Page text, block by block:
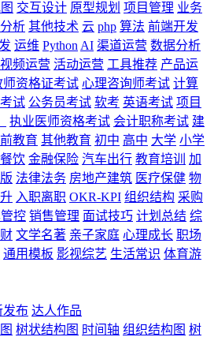
交互设计 原型规划 项目管理 业务
析 其他技术 云 php 算法 前端开发
运维 Python AI 渠道运营 数据分析
频运营 活动运营 工具推荐 产品运
师资格证考试 心理咨询师考试 计算
试 公务员考试 软考 英语考试 项目
执业医师资格考试 会计职称考试 建
教育 其他教育 初中 高中 大学 小学
饮 金融保险 汽车出行 教育培训
加
法律法务 房地产建筑 医疗保健 物
入职离职 OKR-KPI 组织结构 采购
控 销售管理 面试技巧 计划总结 综
文学名著 亲子家庭 心理成长 职场
通用模板 影视综艺 生活常识 体育游
发布 达人作品
树状结构图 时间轴 组织结构图 树